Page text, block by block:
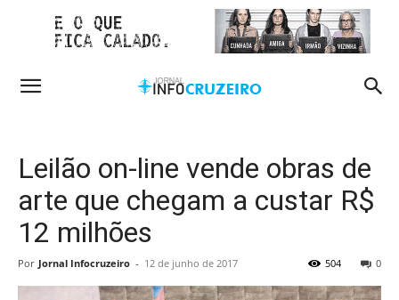
Leilão on-line vende obras de
arte que chegam a custar R$
12 milhões
Por Jornal Infocruzeiro - 12 de junho de 2017 0
504